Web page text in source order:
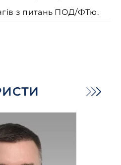
з питань ПОД/ФТю.